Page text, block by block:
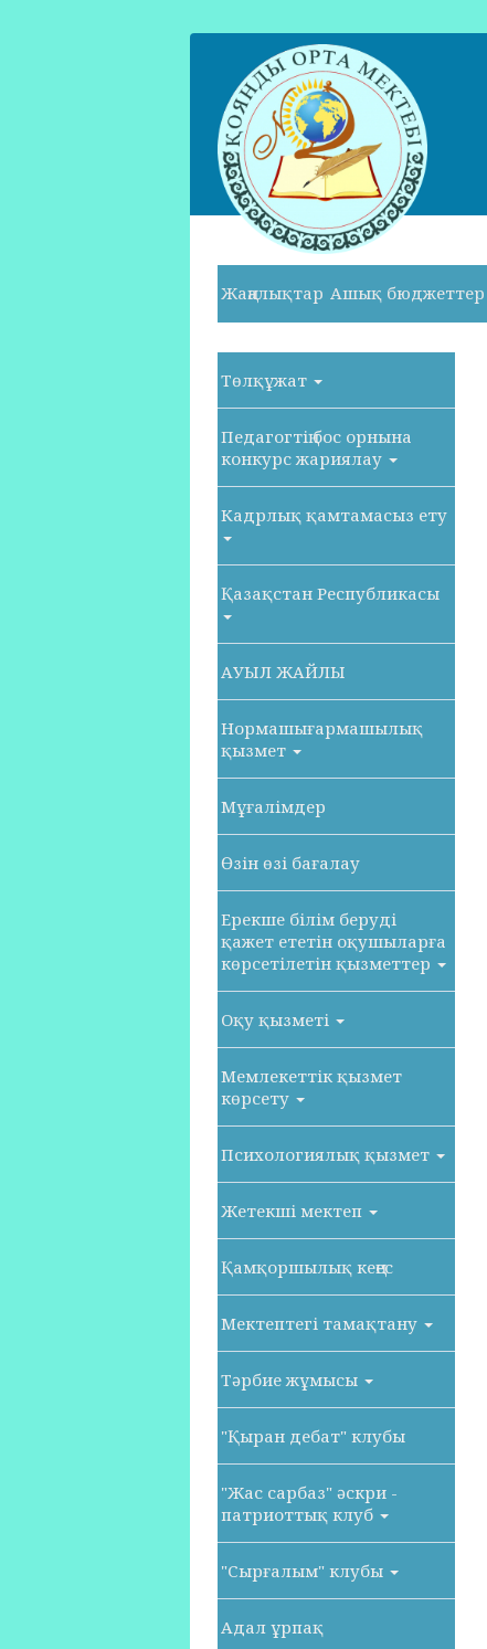
Жаңалықтар Ашық бюджеттер
Төлқұжат
Педагогтің бос орнына
конкурс жариялау
Кадрлық қамтамасыз ету
Қазақстан Республикасы
АУЫЛ ЖАЙЛЫ
Нормашығармашылық
қызмет
Мұғалімдер
Өзін өзі бағалау
Ерекше білім беруді
қажет ететін оқушыларға
көрсетілетін қызметтер
Оқу қызметі
Мемлекеттік қызмет
көрсету
Психологиялық қызмет
Жетекші мектеп
Қамқоршылық кеңес
Мектептегі тамақтану
Тәрбие жұмысы
"Қыран дебат" клубы
"Жас сарбаз" әскри -
патриоттық клуб
"Сырғалым" клубы
Адал ұрпақ